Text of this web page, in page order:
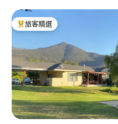
旅客精選榜首
旅客精選